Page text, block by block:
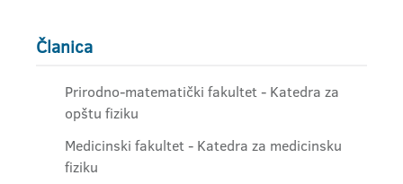
Članica
Prirodno-matematički fakultet - Katedra za
opštu fiziku
Medicinski fakultet - Katedra za medicinsku
fiziku